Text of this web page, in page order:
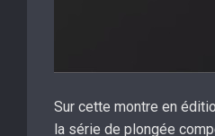
Sur cette montre en
la série de plongée